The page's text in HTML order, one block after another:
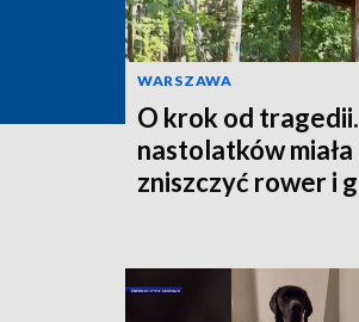
WARSZAWA
O krok od
nastolatków
zniszczyć rower i